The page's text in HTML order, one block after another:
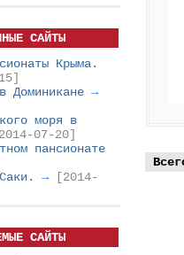
САЙТЫ
Крыма.
Доминикане →
моря в
07-20]
пансионате
→
[2014-
САЙТЫ